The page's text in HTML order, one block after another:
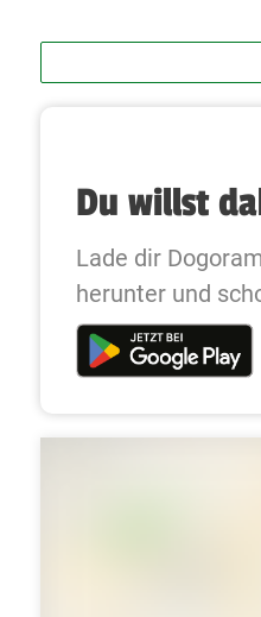
Du willst
Lade dir
herunter und